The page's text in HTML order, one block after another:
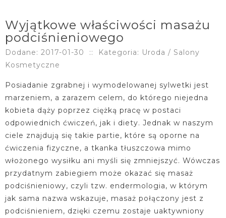
Wyjątkowe właściwości masażu
podciśnieniowego
Dodane: 2017-01-30 ::
Kategoria: Uroda / Salony
Kosmetyczne
Posiadanie zgrabnej i wymodelowanej sylwetki jest
marzeniem, a zarazem celem, do którego niejedna
kobieta dąży poprzez ciężką pracę w postaci
odpowiednich ćwiczeń, jak i diety. Jednak w naszym
ciele znajdują się takie partie, które są oporne na
ćwiczenia fizyczne, a tkanka tłuszczowa mimo
włożonego wysiłku ani myśli się zmniejszyć. Wówczas
przydatnym zabiegiem może okazać się masaż
podciśnieniowy, czyli tzw. endermologia, w którym
jak sama nazwa wskazuje, masaż połączony jest z
podciśnieniem, dzięki czemu zostaje uaktywniony